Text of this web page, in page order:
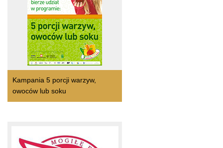
Kampania 5 porcji warzyw,
owoców lub soku